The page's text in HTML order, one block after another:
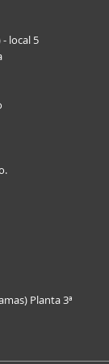
local 5
Planta 3ª